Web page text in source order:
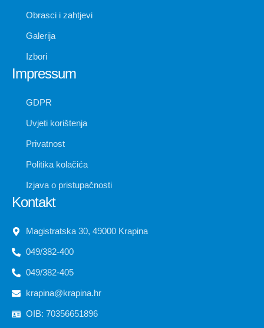
Obrasci i zahtjevi
Galerija
Izbori
Impressum
GDPR
Uvjeti korištenja
Privatnost
Politika kolačića
Izjava o pristupačnosti
Kontakt
Magistratska 30, 49000 Krapina
049/382-400
049/382-405
krapina@krapina.hr
OIB: 70356651896